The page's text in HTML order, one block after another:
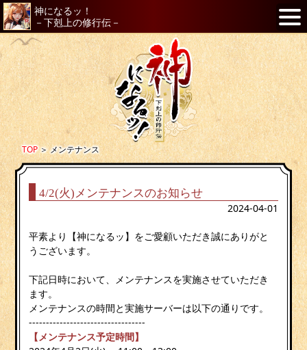
神になるッ！
－下剋上の修行伝－
TOP＞メンテナンス
4/2(火)メンテナンスのお知らせ
2024-04-01
平素より【神になるッ】をご愛顧いただき誠にありがと
うございます。
下記日時において、メンテナンスを実施させていただき
ます。
メンテナンスの時間と実施サーバーは以下の通りです。
----------------------------------
【メンテナンス予定時間】